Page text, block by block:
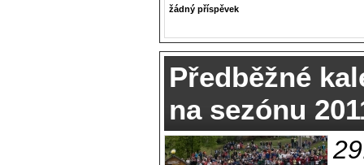
žádný příspěvek
Předběžné
na sezónu